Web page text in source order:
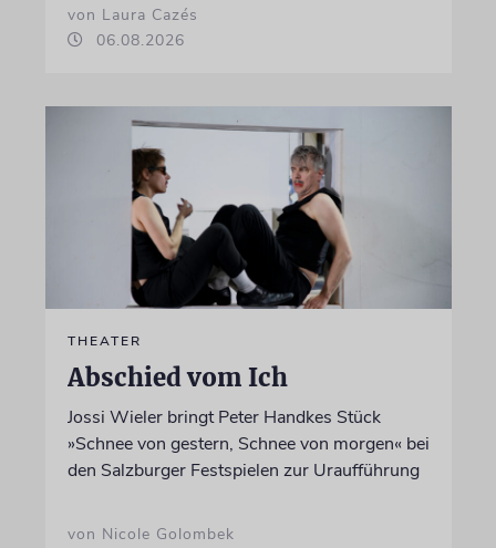
von Laura Cazés
06.08.2026
THEATER
Abschied vom Ich
Jossi Wieler bringt Peter Handkes Stück
»Schnee von gestern, Schnee von morgen« bei
den Salzburger Festspielen zur Uraufführung
von Nicole Golombek